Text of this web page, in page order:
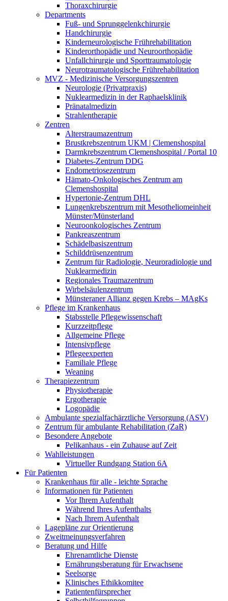
Thoraxchirurgie
Departments
Fuß- und Sprunggelenkchirurgie
Handchirurgie
Kinderneurologische Frührehabilitation
Kinderorthopädie und Neuroorthopädie
Unfallchirurgie und Sporttraumatologie
Neurotraumatologische Frührehabilitation
MVZ - Medizinische Versorgungszentren
Neurologie (Privatpraxis)
Nuklearmedizin in der Raphaelsklinik
Pränatalmedizin
Strahlentherapie
Zentren
Alterstraumazentrum
Brustkrebszentrum UKM | Clemenshospital
Darmkrebszentrum Clemenshospital / Portal 10
Diabetes-Zentrum DDG
Endometriosezentrum
Hämato-Onkologisches Zentrum am
Clemenshospital
Hypertonie-Zentrum DHL
Lungenkrebszentrum mit Mesotheliomeinheit
Münster/Münsterland
Neuroonkologisches Zentrum
Pankreaszentrum
Schädelbasiszentrum
Schilddrüsenzentrum
Zentrum für Radiologie, Neuroradiologie und
Nuklearmedizin
Regionales Traumazentrum
Wirbelsäulenzentrum
Münsteraner Allianz gegen Krebs – MAgKs
Pflege im Krankenhaus
Stabsstelle Pflegewissenschaft
Kurzzeitpflege
Allgemeine Pflege
Intensivpflege
Pflegeexperten
Familiale Pflege
Weaning
Therapiezentrum
Physiotherapie
Ergotherapie
Logopädie
Ambulante spezialfachärztliche Versorgung (ASV)
Zentrum für ambulante Rehabilitation (ZaR)
Besondere Angebote
Pelikanhaus - ein Zuhause auf Zeit
Wahlleistungen
Virtueller Rundgang Station 6A
Für Patienten
Krankenhaus für alle - leichte Sprache
Informationen für Patienten
Vor Ihrem Aufenthalt
Während Ihres Aufenthalts
Nach Ihrem Aufenthalt
Lagepläne zur Orientierung
Zweitmeinungsverfahren
Beratung und Hilfe
Ehrenamtliche Dienste
Ernährungsberatung für Erwachsene
Seelsorge
Klinisches Ethikkomitee
Patientenfürsprecher